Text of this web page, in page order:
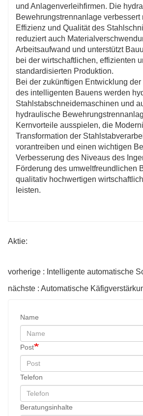
und Anlagenverleihfirmen. Die
Bewehrungstrennanlage verbessert
Effizienz und Qualität des
reduziert auch
Arbeitsaufwand und unterstützt
bei der wirtschaftlichen, effizienten
standardisierten Produktion.
Bei der zukünftigen Entwicklung der
des intelligenten Bauens werden
Stahlstabschneidemaschinen und
hydraulische
Kernvorteile ausspielen, die
Transformation der
vorantreiben und einen wichtigen
Verbesserung des Niveaus des
Förderung des umweltfreundlichen
qualitativ hochwertigen
leisten.
Aktie:
Name
Post
Telefon
Beratungsinhalte